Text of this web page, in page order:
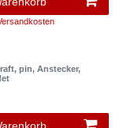
pin, Anstecker,